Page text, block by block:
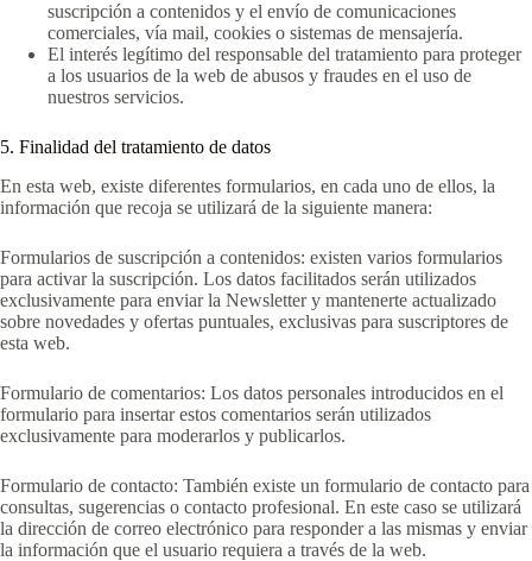
suscripción a contenidos y el envío de comunicaciones
comerciales, vía mail, cookies o sistemas de mensajería.
El interés legítimo del responsable del tratamiento para proteger
a los usuarios de la web de abusos y fraudes en el uso de
nuestros servicios.
5. Finalidad del tratamiento de datos
En esta web, existe diferentes formularios, en cada uno de ellos, la
información que recoja se utilizará de la siguiente manera:
Formularios de suscripción a contenidos: existen varios formularios
para activar la suscripción. Los datos facilitados serán utilizados
exclusivamente para enviar la Newsletter y mantenerte actualizado
sobre novedades y ofertas puntuales, exclusivas para suscriptores de
esta web.
Formulario de comentarios: Los datos personales introducidos en el
formulario para insertar estos comentarios serán utilizados
exclusivamente para moderarlos y publicarlos.
Formulario de contacto: También existe un formulario de contacto para
consultas, sugerencias o contacto profesional. En este caso se utilizará
la dirección de correo electrónico para responder a las mismas y enviar
la información que el usuario requiera a través de la web.